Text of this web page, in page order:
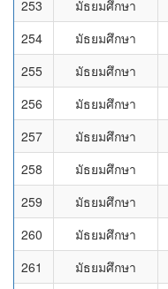
253
มัธยมศึกษา
254
มัธยมศึกษา
255
มัธยมศึกษา
256
มัธยมศึกษา
257
มัธยมศึกษา
258
มัธยมศึกษา
259
มัธยมศึกษา
260
มัธยมศึกษา
261
มัธยมศึกษา